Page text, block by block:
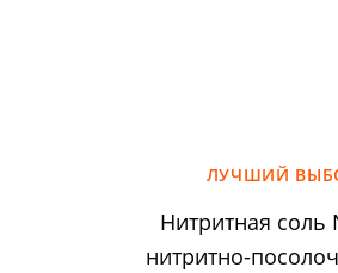
ЛУЧШИЙ
Нитритная соль
нитритно-